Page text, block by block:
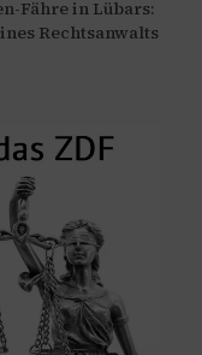
Fähre in Lübars:
Rechtsanwalts